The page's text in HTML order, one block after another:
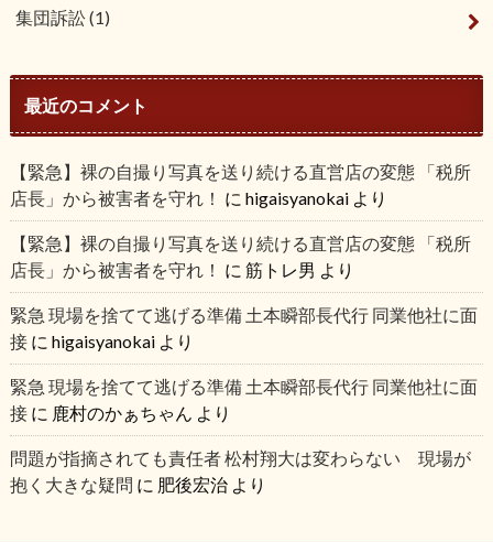
集団訴訟(1)
最近のコメント
【緊急】裸の自撮り写真を送り続ける直営店の変態 「税所
店長」から被害者を守れ！ に higaisyanokaiより
【緊急】裸の自撮り写真を送り続ける直営店の変態 「税所
店長」から被害者を守れ！ に 筋トレ男 より
緊急 現場を捨てて逃げる準備 土本瞬部長代行 同業他社に面
接に higaisyanokaiより
緊急 現場を捨てて逃げる準備 土本瞬部長代行 同業他社に面
接に 鹿村のかぁちゃん より
問題が指摘されても責任者 松村翔大は変わらない 現場が
抱く大きな疑問 に 肥後宏治より